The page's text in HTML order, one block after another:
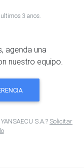
3 anos.
agenda una
nuestro equipo.
S.A.? Solicitar